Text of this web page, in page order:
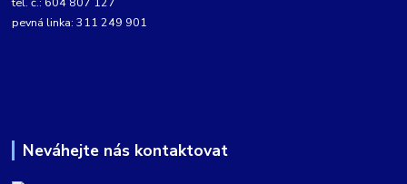
pevná linka: 311 249 901
Neváhejte nás kontaktovat